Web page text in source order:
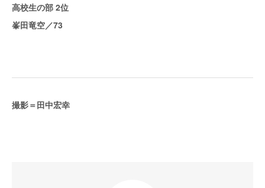
高校生の部 2位
峯田竜空／73
撮影＝田中宏幸